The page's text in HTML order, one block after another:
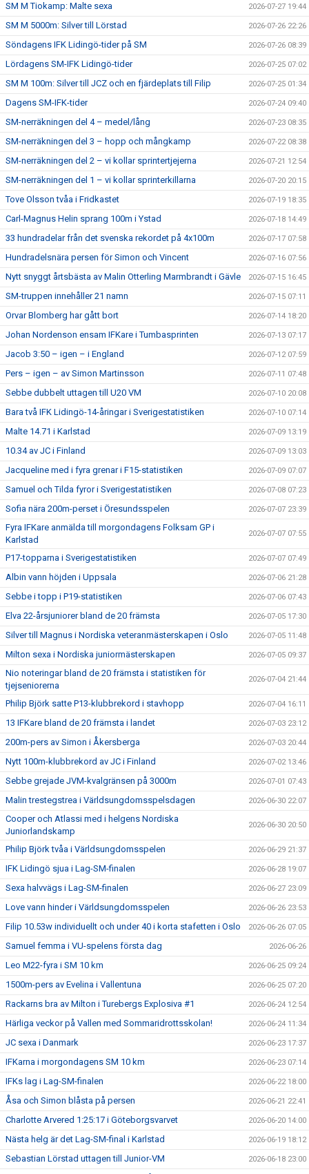
SM M Tiokamp: Malte sexa 2026-07-27 19:44
SM M 5000m: Silver till Lörstad 2026-07-26 22:26
Söndagens IFK Lidingö-tider på SM 2026-07-26 08:39
Lördagens SM-IFK Lidingö-tider 2026-07-25 07:02
SM M 100m: Silver till JCZ och en fjärdeplats till Filip 2026-07-25 01:34
Dagens SM-IFK-tider 2026-07-24 09:40
SM-nerräkningen del 4 – medel/lång 2026-07-23 08:35
SM-nerräkningen del 3 – hopp och mångkamp 2026-07-22 08:38
SM-nerräkningen del 2 – vi kollar sprintertjejerna 2026-07-21 12:54
SM-nerräkningen del 1 – vi kollar sprinterkillarna 2026-07-20 20:15
Tove Olsson tvåa i Fridkastet 2026-07-19 18:35
Carl-Magnus Helin sprang 100m i Ystad 2026-07-18 14:49
33 hundradelar från det svenska rekordet på 4x100m 2026-07-17 07:58
Hundradelsnära persen för Simon och Vincent 2026-07-16 07:56
Nytt snyggt årtsbästa av Malin Otterling Marmbrandt i Gävle 2026-07-15 16:45
SM-truppen innehåller 21 namn 2026-07-15 07:11
Orvar Blomberg har gått bort 2026-07-14 18:20
Johan Nordenson ensam IFKare i Tumbasprinten 2026-07-13 07:17
Jacob 3:50 – igen – i England 2026-07-12 07:59
Pers – igen – av Simon Martinsson 2026-07-11 07:48
Sebbe dubbelt uttagen till U20 VM 2026-07-10 20:08
Bara två IFK Lidingö-14-åringar i Sverigestatistiken 2026-07-10 07:14
Malte 14.71 i Karlstad 2026-07-09 13:19
10.34 av JC i Finland 2026-07-09 13:03
Jacqueline med i fyra grenar i F15-statistiken 2026-07-09 07:07
Samuel och Tilda fyror i Sverigestatistiken 2026-07-08 07:23
Sofia nära 200m-perset i Öresundsspelen 2026-07-07 23:39
Fyra IFKare anmälda till morgondagens Folksam GP i
Karlstad
2026-07-07 07:55
P17-topparna i Sverigestatistiken 2026-07-07 07:49
Albin vann höjden i Uppsala 2026-07-06 21:28
Sebbe i topp i P19-statistiken 2026-07-06 07:43
Elva 22-årsjuniorer bland de 20 främsta 2026-07-05 17:30
Silver till Magnus i Nordiska veteranmästerskapen i Oslo 2026-07-05 11:48
Milton sexa i Nordiska juniormästerskapen 2026-07-05 09:37
Nio noteringar bland de 20 främsta i statistiken för
tjejseniorerna
2026-07-04 21:44
Philip Björk satte P13-klubbrekord i stavhopp 2026-07-04 16:11
13 IFKare bland de 20 främsta i landet 2026-07-03 23:12
200m-pers av Simon i Åkersberga 2026-07-03 20:44
Nytt 100m-klubbrekord av JC i Finland 2026-07-02 13:46
Sebbe grejade JVM-kvalgränsen på 3000m 2026-07-01 07:43
Malin trestegstrea i Världsungdomsspelsdagen 2026-06-30 22:07
Cooper och Atlassi med i helgens Nordiska
Juniorlandskamp
2026-06-30 20:50
Philip Björk tvåa i Världsungdomsspelen 2026-06-29 21:37
IFK Lidingö sjua i Lag-SM-finalen 2026-06-28 19:07
Sexa halvvägs i Lag-SM-finalen 2026-06-27 23:09
Love vann hinder i Världsungdomsspelen 2026-06-26 23:53
Filip 10.53w individuellt och under 40 i korta stafetten i Oslo 2026-06-26 07:05
Samuel femma i VU-spelens första dag 2026-06-26
Leo M22-fyra i SM 10 km 2026-06-25 09:24
1500m-pers av Evelina i Vallentuna 2026-06-25 07:20
Rackarns bra av Milton i Turebergs Explosiva #1 2026-06-24 12:54
Härliga veckor på Vallen med Sommaridrottsskolan! 2026-06-24 11:34
JC sexa i Danmark 2026-06-23 17:37
IFKarna i morgondagens SM 10 km 2026-06-23 07:14
IFKs lag i Lag-SM-finalen 2026-06-22 18:00
Åsa och Simon blåsta på persen 2026-06-21 22:41
Charlotte Arvered 1:25:17 i Göteborgsvarvet 2026-06-20 14:00
Nästa helg är det Lag-SM-final i Karlstad 2026-06-19 18:12
Sebastian Lörstad uttagen till Junior-VM 2026-06-18 23:00